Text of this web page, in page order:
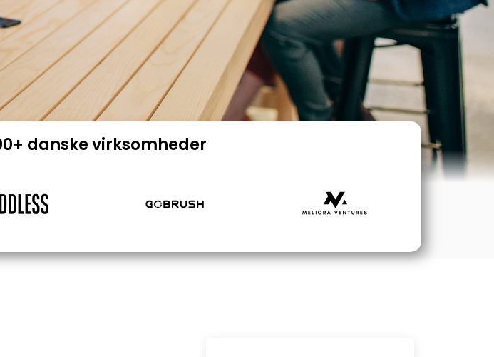
danske virksomheder